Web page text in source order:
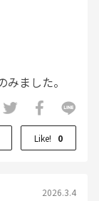
ました。
Like! 0
2026.3.4